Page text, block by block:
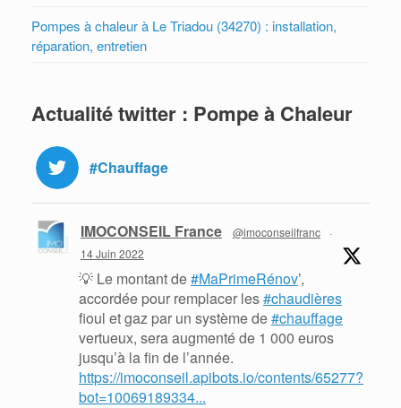
Pompes à chaleur à Le Triadou (34270) : installation,
réparation, entretien
Actualité twitter : Pompe à Chaleur
#Chauffage
IMOCONSEIL France @imoconseilfranc
·
14 Juin 2022
💡 Le montant de#MaPrimeRénov’,
accordée pour remplacer les#chaudières
fioul et gaz par un système de#chauffage
vertueux, sera augmenté de 1 000 euros
jusqu’à la fin de l’année.
https://imoconseil.apibots.io/contents/65277?
bot=10069189334...